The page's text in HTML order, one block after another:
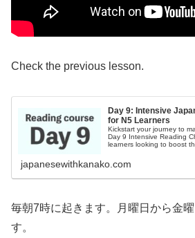
Check the previous lesson.
Day 9: Intensive
for N5 Learners
Kickstart your journey to
Day 9 Intensive Reading
learners looking to boost
japanesewithkanako.com
毎朝7時に起きます。月曜日から金
す。